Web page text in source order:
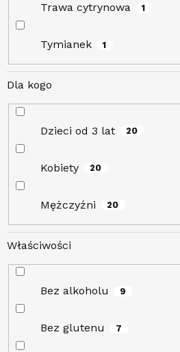
Trawa cytrynowa 1
Tymianek 1
Dla kogo
Dzieci od 3 lat 20
Kobiety 20
Mężczyźni 20
Właściwości
Bez alkoholu 9
Bez glutenu 7